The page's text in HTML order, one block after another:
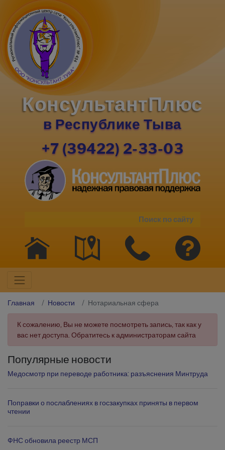
КонсультантПлюс
в Республике Тыва
+7 (39422) 2-33-03
Главная Новости Нотариальная сфера
К сожалению, Вы не можете посмотреть запись, так как у
вас нет доступа. Обратитесь к администраторам сайта
Популярные новости
Медосмотр при переводе работника: разъяснения Минтруда
Поправки о послаблениях в госзакупках приняты в первом
чтении
ФНС обновила реестр МСП